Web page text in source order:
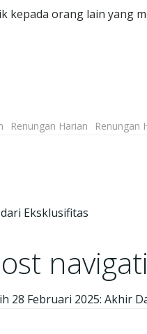
orang lain yang
Renungan Harian Renungan
Eksklusifitas
28 Februari 2025: Akhir